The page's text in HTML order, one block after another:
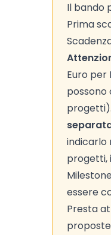
Il bando
Prima
Euro per
possono
indicarlo
progetti,
essere
Presta